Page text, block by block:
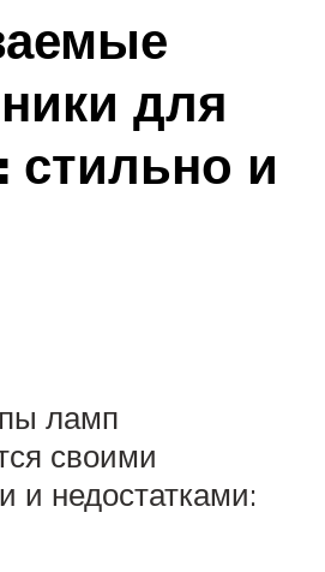
для
стильно и
ламп
своими
и недостатками: